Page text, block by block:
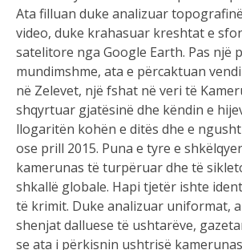
Ata filluan duke analizuar
video, duke krahasuar kreshtat e
satelitore nga Google Earth. Pas një
mundimshme, ata e përcaktuan
në Zelevet, një fshat në veri të
shqyrtuar gjatësinë dhe këndin e
llogaritën kohën e ditës dhe e
ose prill 2015. Puna e tyre e
kamerunas të turpëruar dhe të
shkallë globale. Hapi tjetër ishte
të krimit. Duke analizuar uniformat,
shenjat dalluese të ushtarëve,
se ata i përkisnin ushtrisë